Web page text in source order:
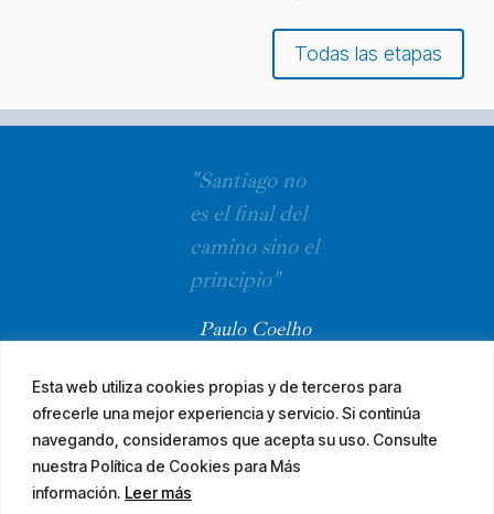
Esta web utiliza cookies propias y de terceros para
ofrecerle una mejor experiencia y servicio. Si continúa
navegando, consideramos que acepta su uso. Consulte
nuestra Política de Cookies para Más
información. Leer más
Todas las etapas
"Santiago no
es el final del
camino sino el
principio"
Paulo Coelho